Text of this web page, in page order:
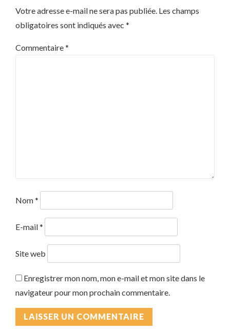
Votre adresse e-mail ne sera pas publiée. Les champs
obligatoires sont indiqués avec *
Commentaire*
Nom*
E-mail*
Site web
Enregistrer mon nom, mon e-mail et mon site dans le
navigateur pour mon prochain commentaire.